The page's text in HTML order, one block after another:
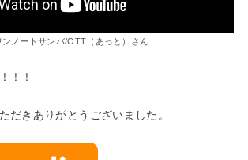
ンノートサンバ/OTT（あっと）さん
！！
だきありがとうございました。